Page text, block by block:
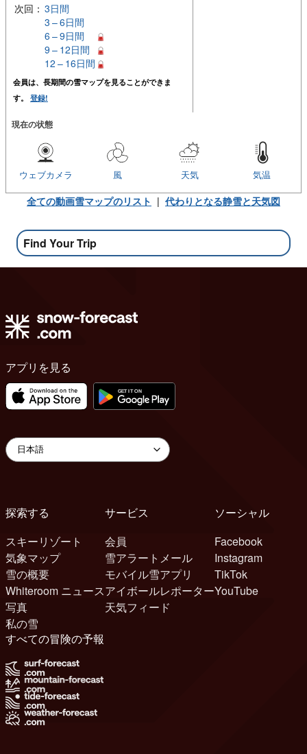
次回： 3日間
3 – 6日間
6 – 9日間
9 – 12日間
12 – 16日間
会員は、長期間の雪マップを見ることができま
す。 登録!
現在の状態
気温
天気
風
ウェブカメラ
全ての動画雪マップのリスト | 代わりとなる静雪と天気図
Find Your Trip
アプリを見る
探索する
スキーリゾート
気象マップ
雪の概要
Whiteroom ニュース
写真
私の雪
サービス
会員
雪アラートメール
モバイル雪アプリ
アイボールレポーター
天気フィード
ソーシャル
Facebook
Instagram
TikTok
YouTube
すべての冒険の予報